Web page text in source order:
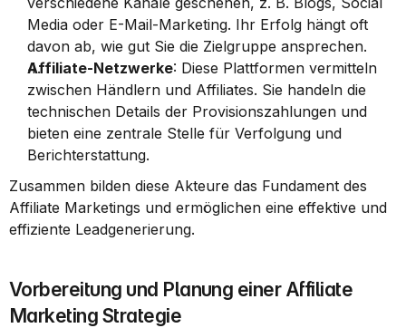
Media oder E-Mail-Marketing. Ihr Erfolg hängt oft
davon ab, wie gut Sie die Zielgruppe ansprechen.
Affiliate-Netzwerke: Diese Plattformen vermitteln
zwischen Händlern und Affiliates. Sie handeln die
technischen Details der Provisionszahlungen und
bieten eine zentrale Stelle für Verfolgung und
Berichterstattung.
Zusammen bilden diese Akteure das Fundament des
Affiliate Marketings und ermöglichen eine effektive und
effiziente Leadgenerierung.
Vorbereitung und Planung einer Affiliate
Marketing Strategie